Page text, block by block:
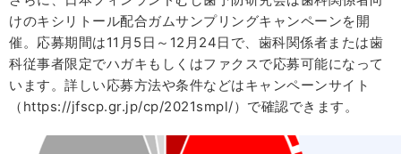
けのキシリトール配合ガムサンプリングキャンペーンを開
催。応募期間は11月5日～12月24日で、歯科関係者または歯
科従事者限定でハガキもしくはファクスで応募可能になって
います。詳しい応募方法や条件などはキャンペーンサイト
（https://jfscp.gr.jp/cp/2021smpl/）で確認できます。